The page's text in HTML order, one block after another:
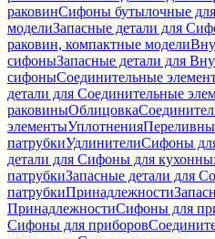
раковинСифоны бутылочные
моделиЗапасные детали для
раковин, компактные модели
сифоныЗапасные детали для
сифоныСоединительные
детали для Соединительные
раковиныОблицовка
элементыУплотнения
патрубкиУдлинителиСифоны
детали для Сифоны для
патрубкиЗапасные детали для
патрубкиПринадлежности
ПринадлежностиСифоны для
Сифоны для приборов